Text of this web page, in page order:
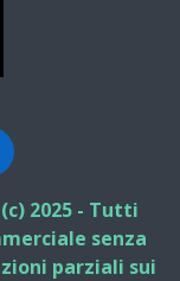
2025 - Tutti
senza
parziali sui